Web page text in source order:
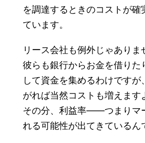
を調達するときのコストが確
ています。
リース会社も例外じゃありま
彼らも銀行からお金を借りた
して資金を集めるわけですが
がれば当然コストも増えます
その分、利益率――つまりマ
れる可能性が出てきているん